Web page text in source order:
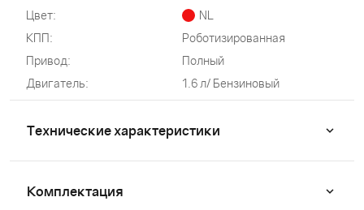
Цвет:
NL
КПП:
Роботизированная
Привод:
Полный
Двигатель:
1.6 л/ Бензиновый
Технические характеристики
Комплектация